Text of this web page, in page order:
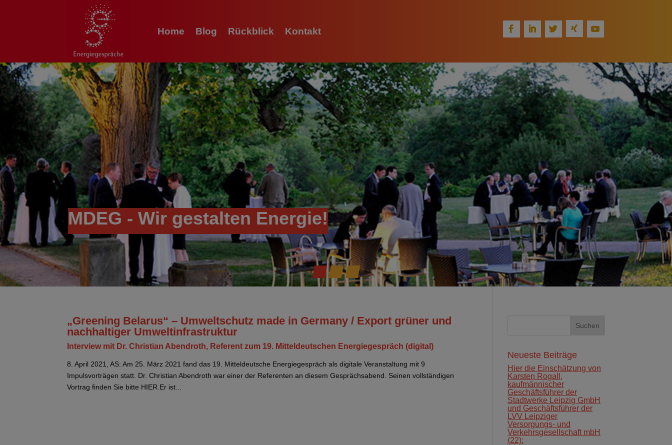
Home Blog Rückblick Kontakt
MDEG - Wir gestalten Energie!
A D I N G
„Greening Belarus“ – Umweltschutz made in Germany / Export grüner und
nachhaltiger Umweltinfrastruktur
Interview mit Dr. Christian Abendroth, Referent zum 19. Mitteldeutschen Energiegespräch (digital)
8. April 2021, AS: Am 25. März 2021 fand das 19. Mitteldeutsche Energiegespräch als digitale Veranstaltung mit 9
Impulsvorträgen statt. Dr. Christian Abendroth war einer der Referenten an diesem Gesprächsabend. Seinen vollständigen
Vortrag finden Sie bitte HIER.Er ist...
Neueste Beiträge
Hier die Einschätzung von
Karsten Rogall,
kaufmännischer
Geschäftsführer der
Stadtwerke Leipzig GmbH
und Geschäftsführer der
LVV Leipziger
Versorgungs‐ und
Verkehrsgesellschaft mbH
(22):